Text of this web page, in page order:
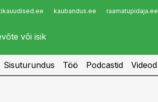
kaubandus.ee raamatupidaja.ee
Infopank
Sisuturundus Töö Podcastid Videod